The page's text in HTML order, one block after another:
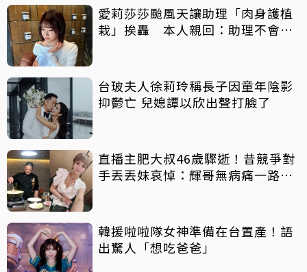
愛莉莎莎颱風天讓助理「肉身護植
栽」挨轟 本人親回：助理不會被
台玻夫人徐莉玲稱長子因童年陰影
抑鬱亡 兒媳譚以欣出聲打臉了
直播主肥大叔46歲驟逝！昔競爭對
手丟丟妹哀悼：輝哥無病痛一路好
韓援啦啦隊女神準備在台置產！語
出驚人「想吃爸爸」